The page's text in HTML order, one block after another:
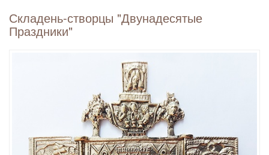
Складень-створцы "Двунадесятые
Праздники"